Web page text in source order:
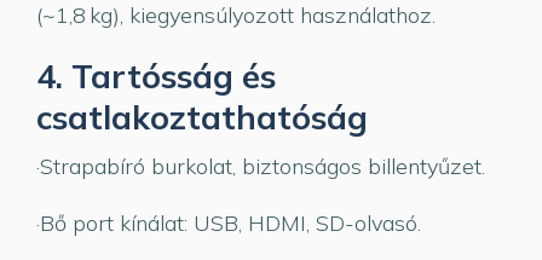
(~1,8 kg), kiegyensúlyozott használathoz.
4. Tartósság és
csatlakoztathatóság
·Strapabíró burkolat, biztonságos billentyűzet.
·Bő port kínálat: USB, HDMI, SD-olvasó.